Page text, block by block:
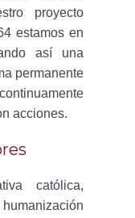
proyecto
estamos en
así una
permanente
acciones.
católica,